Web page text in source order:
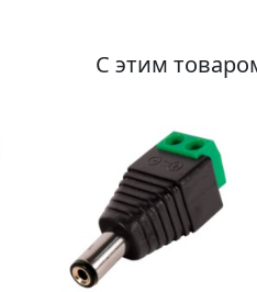
С этим